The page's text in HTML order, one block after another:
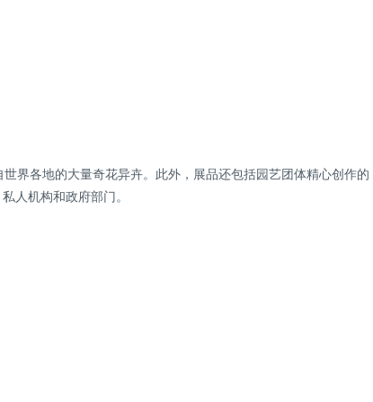
界各地的大量奇花异卉。此外，展品还包括园艺团体精心创作的
人机构和政府部门。